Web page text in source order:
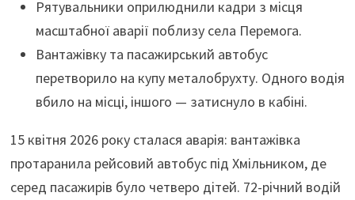
Рятувальники оприлюднили кадри з місця
масштабної аварії поблизу села Перемога.
Вантажівку та пасажирський автобус
перетворило на купу металобрухту. Одного водія
вбило на місці, іншого — затиснуло в кабіні.
15 квітня 2026 року сталася аварія: вантажівка
протаранила рейсовий автобус під Хмільником, де
серед пасажирів було четверо дітей. 72-річний водій